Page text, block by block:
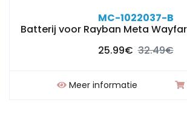
MC-1022037-B
Batterij voor Rayban Meta
25.99€ 32.49€
Meer informatie